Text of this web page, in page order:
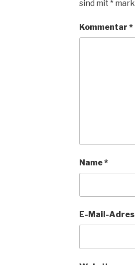
sind mit *
Kommentar *
Name*
E-Mail-